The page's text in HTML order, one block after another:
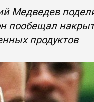
Медведев
пообещал
продуктов